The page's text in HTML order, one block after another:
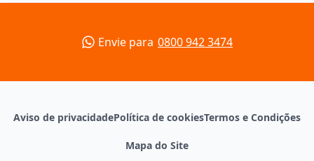
Envie para 0800 942 3474
Aviso de privacidadePolítica de cookiesTermos e Condições
Mapa do Site